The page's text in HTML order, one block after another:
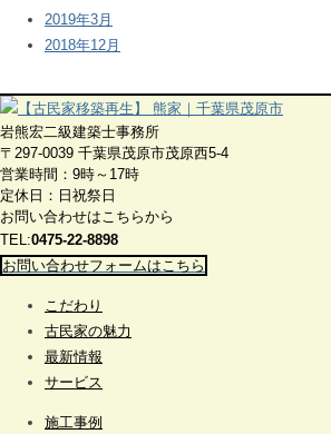
2019年3月
2018年12月
岩熊宏二級建築士事務所
〒297-0039 千葉県茂原市茂原西5-4
営業時間：9時～17時
定休日：日祝祭日
お問い合わせはこちらから
TEL:0475-22-8898
お問い合わせフォームはこちら
こだわり
古民家の魅力
最新情報
サービス
施工事例